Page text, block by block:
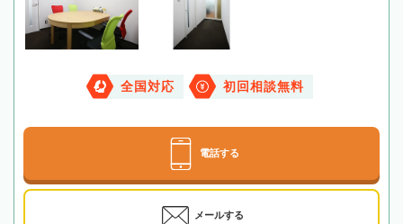
全国対応 初回相談無料
電話する
メールする